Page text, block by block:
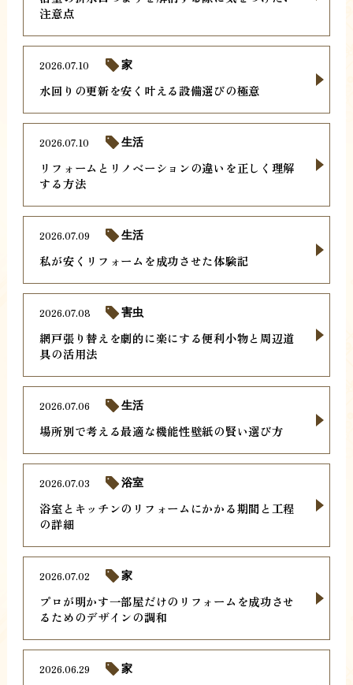
注意点
水回りの更新を安く叶える設備選びの極意
2026.07.10 家
リフォームとリノベーションの違いを正しく理解
する方法
2026.07.10 生活
私が安くリフォームを成功させた体験記
2026.07.09 生活
網戸張り替えを劇的に楽にする便利小物と周辺道
具の活用法
2026.07.08 害虫
場所別で考える最適な機能性壁紙の賢い選び方
2026.07.06 生活
浴室とキッチンのリフォームにかかる期間と工程
の詳細
2026.07.03 浴室
プロが明かす一部屋だけのリフォームを成功させ
るためのデザインの調和
2026.07.02 家
2026.06.29 家